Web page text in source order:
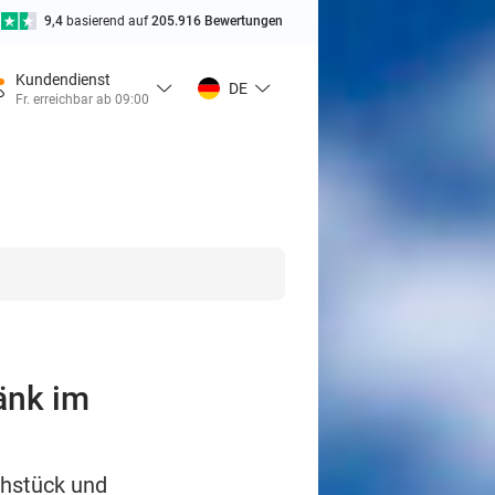
9,4 basierend auf205.916 Bewertungen
Kundendienst
Fr. erreichbar ab 09:00
DE
im
und